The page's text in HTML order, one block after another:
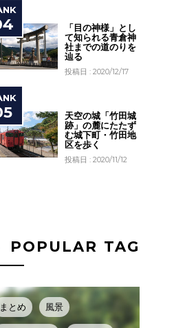
「目の神様」とし
て知られる青倉神
社までの道のりを
辿る
投稿日 : 2020/12/17
天空の城「竹田城
跡」の麓にたたず
む城下町・竹田地
区を歩く
投稿日 : 2020/11/12
POPULAR TAG
まとめ 風景